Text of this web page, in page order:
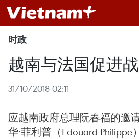
时政
越南与法国促进
31/10/2018 02:11
应越南政府总理阮春福的邀
华·菲利普（Edouard Philippe